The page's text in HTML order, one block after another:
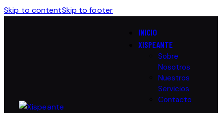
Skip to contentSkip to footer
INICIO
XISPEANTE
Sobre
Nosotros
Nuestros
Servicios
Contacto